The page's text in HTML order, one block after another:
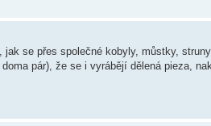
se přes společné kobyly, můstky,
pár), že se i vyrábějí dělená pieza,